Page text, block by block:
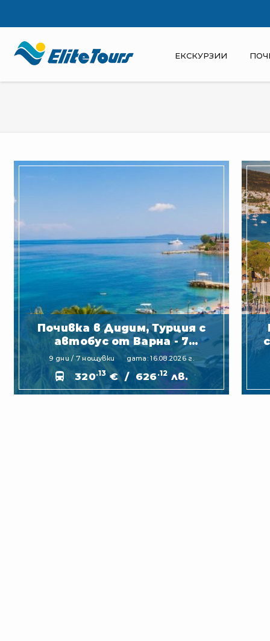
ЕКСКУРЗИИ
Почивка в Дидим, Турция с
автобус от Варна - 7
нощувки
9 дни / 7 нощувки дата: 16.08.2026 г.
320.13 € / 626.12 лв.